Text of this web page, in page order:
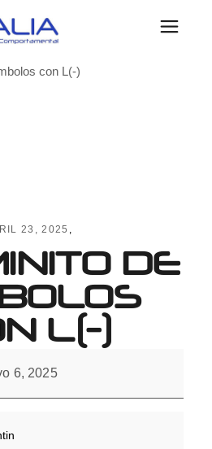
con L(-)
23, 2025
DE
L(-)
6, 2025